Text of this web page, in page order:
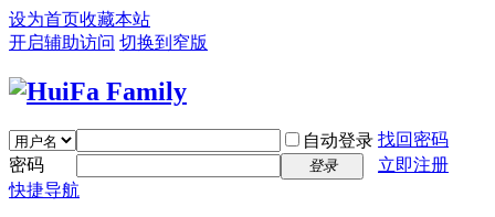
设为首页收藏本站
开启辅助访问 切换到窄版
自动登录 找回密码
密码
登录
立即注册
快捷导航